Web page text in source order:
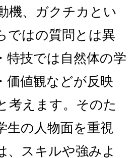
機、ガクチカとい
ではの質問とは異
特技では自然体の学
価値観などが反映
考えます。そのた
生の人物面を重視
、スキルや強みよ